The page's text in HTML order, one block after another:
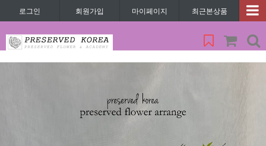
로그인 회원가입 마이페이지 최근본상품